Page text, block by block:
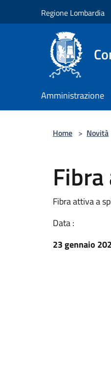
Regione Lombardia
Amministrazione
Home > Novità
Fibra attiva a
Data :
23 gennaio